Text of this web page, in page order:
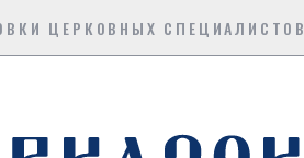
ЦЕРКОВНЫХ СПЕЦИАЛИСТОВ